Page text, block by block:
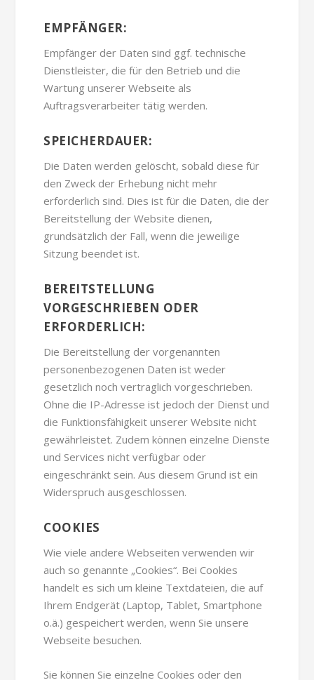
EMPFÄNGER:
Empfänger der Daten sind ggf. technische
Dienstleister, die für den Betrieb und die
Wartung unserer Webseite als
Auftragsverarbeiter tätig werden.
SPEICHERDAUER:
Die Daten werden gelöscht, sobald diese für
den Zweck der Erhebung nicht mehr
erforderlich sind. Dies ist für die Daten, die der
Bereitstellung der Website dienen,
grundsätzlich der Fall, wenn die jeweilige
Sitzung beendet ist.
BEREITSTELLUNG
VORGESCHRIEBEN ODER
ERFORDERLICH:
Die Bereitstellung der vorgenannten
personenbezogenen Daten ist weder
gesetzlich noch vertraglich vorgeschrieben.
Ohne die IP-Adresse ist jedoch der Dienst und
die Funktionsfähigkeit unserer Website nicht
gewährleistet. Zudem können einzelne Dienste
und Services nicht verfügbar oder
eingeschränkt sein. Aus diesem Grund ist ein
Widerspruch ausgeschlossen.
COOKIES
Wie viele andere Webseiten verwenden wir
auch so genannte „Cookies“. Bei Cookies
handelt es sich um kleine Textdateien, die auf
Ihrem Endgerät (Laptop, Tablet, Smartphone
o.ä.) gespeichert werden, wenn Sie unsere
Webseite besuchen.
Sie können Sie einzelne Cookies oder den